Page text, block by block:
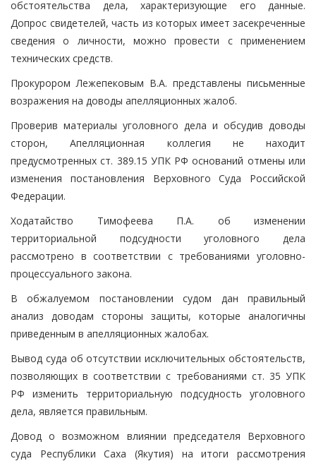
обстоятельства дела, характеризующие его данные.
Допрос свидетелей, часть из которых имеет засекреченные
сведения о личности, можно провести с применением
технических средств.
Прокурором Лежепековым В.А. представлены письменные
возражения на доводы апелляционных жалоб.
Проверив материалы уголовного дела и обсудив доводы
сторон, Апелляционная коллегия не находит
предусмотренных ст. 389.15 УПК РФ оснований отмены или
изменения постановления Верховного Суда Российской
Федерации.
Ходатайство Тимофеева П.А. об изменении
территориальной подсудности уголовного дела
рассмотрено в соответствии с требованиями уголовно-
процессуального закона.
В обжалуемом постановлении судом дан правильный
анализ доводам стороны защиты, которые аналогичны
приведенным в апелляционных жалобах.
Вывод суда об отсутствии исключительных обстоятельств,
позволяющих в соответствии с требованиями ст. 35 УПК
РФ изменить территориальную подсудность уголовного
дела, является правильным.
Довод о возможном влиянии председателя Верховного
суда Республики Саха (Якутия) на итоги рассмотрения